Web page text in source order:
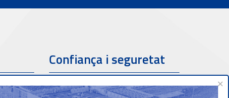
Confiança i seguretat
×